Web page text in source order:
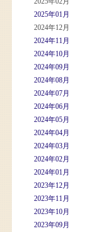
2025年01月
2024年12月
2024年11月
2024年10月
2024年09月
2024年08月
2024年07月
2024年06月
2024年05月
2024年04月
2024年03月
2024年02月
2024年01月
2023年12月
2023年11月
2023年10月
2023年09月